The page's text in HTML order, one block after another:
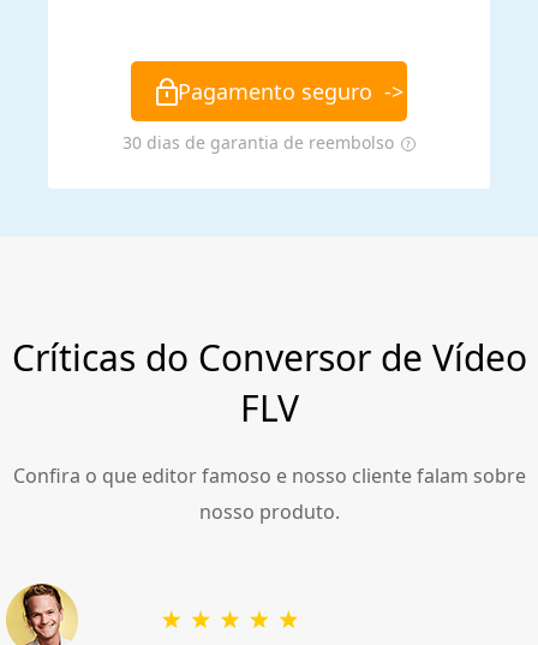
Pagamento seguro ->
30 dias de garantia de reembolso
Críticas do Conversor de Vídeo
FLV
Confira o que editor famoso e nosso cliente falam sobre
nosso produto.